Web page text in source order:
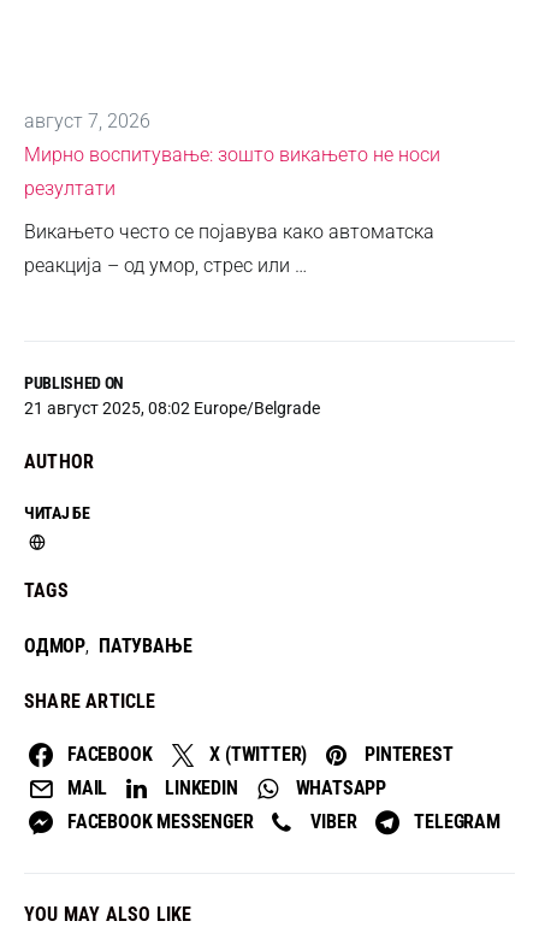
PUBLISHED ON
21 август 2025, 08:02 Europe/Belgrade
AUTHOR
ЧИТАЈ БЕ
TAGS
ОДМОР, ПАТУВАЊЕ
SHARE ARTICLE
FACEBOOK X (TWITTER)
PINTEREST
MAIL
LINKEDIN
WHATSAPP
FACEBOOK MESSENGER
VIBER TELEGRAM
август 7, 2026
Мирно воспитување: зошто викањето не носи
резултати
Викањето често се појавува како автоматска
реакција – од умор, стрес или …
YOU MAY ALSO LIKE